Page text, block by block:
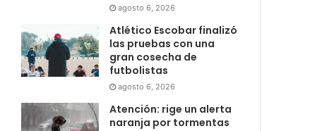
agosto 6, 2026
Atlético Escobar finalizó
las pruebas con una
gran cosecha de
futbolistas
agosto 6, 2026
Atención: rige un alerta
naranja por tormentas